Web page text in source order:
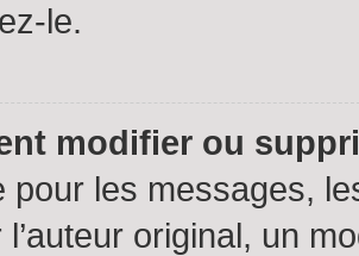
le.
modifier ou
pour les messages,
l’auteur original, un